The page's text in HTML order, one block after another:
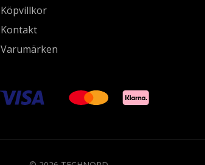
Köpvillkor
Kontakt
Varumärken